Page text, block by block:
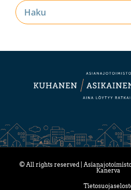
© All rights reserved |
Kanerva